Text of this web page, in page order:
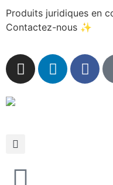
Produits juridiques en
Contactez-nous ✨